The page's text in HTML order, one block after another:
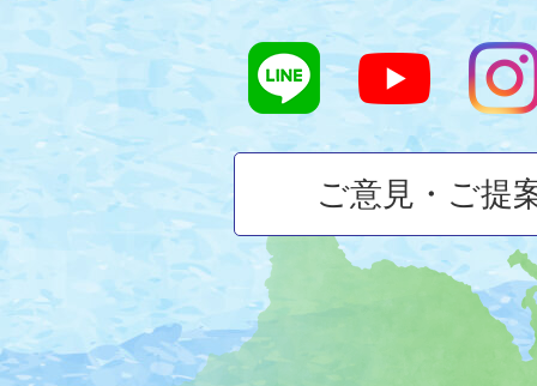
磯
町
の
ご意見・ご提